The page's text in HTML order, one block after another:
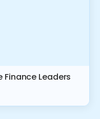
Finance Leaders